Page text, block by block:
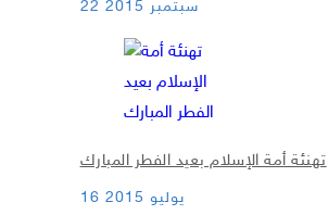
22 سبتمبر 2015
تهنئة أمة الإسلام بعيد الفطر المبارك
16 يوليو 2015